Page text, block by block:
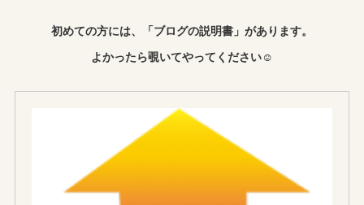
初めての方には、「ブログの説明書」があります。
よかったら覗いてやってください☺︎